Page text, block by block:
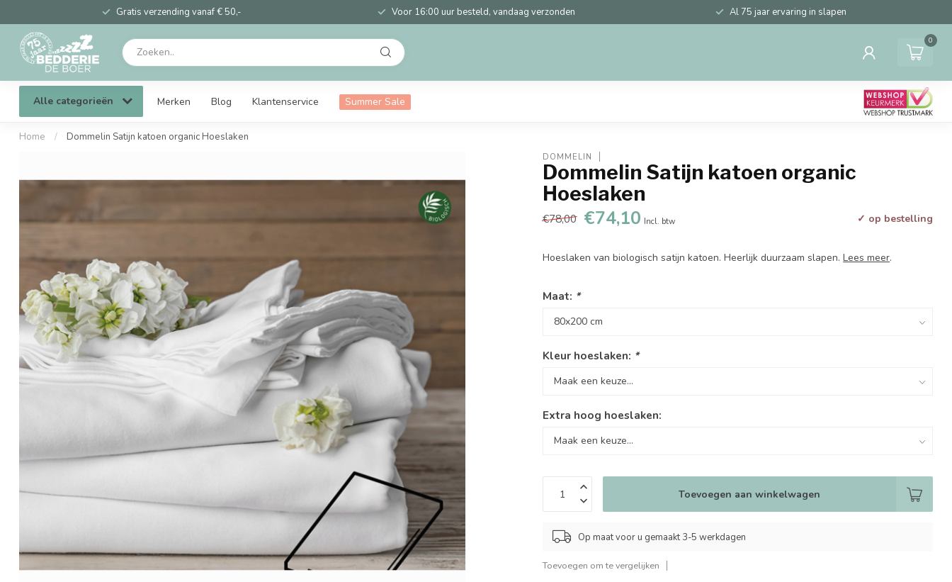
Gratis verzending vanaf € 50,- Voor 16:00 uur besteld, vandaag verzonden Al 75 jaar ervaring in slapen
0
Alle categorieën Merken Blog Klantenservice Summer Sale
Home / Dommelin Satijn katoen organic Hoeslaken
DOMMELIN
Dommelin Satijn katoen organic
Hoeslaken
€78,00 €74,10 Incl. btw ✓ op bestelling
Hoeslaken van biologisch satijn katoen. Heerlijk duurzaam slapen.Lees meer.
Maat: *
Kleur hoeslaken: *
Extra hoog hoeslaken:
Toevoegen aan winkelwagen
Op maat voor u gemaakt 3-5 werkdagen
Toevoegen om te vergelijken